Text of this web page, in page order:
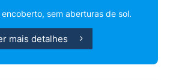
sem aberturas de sol.
mais detalhes